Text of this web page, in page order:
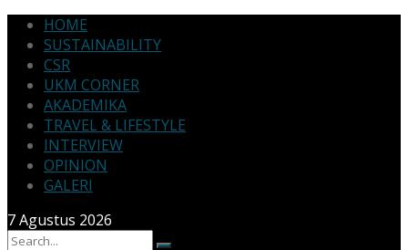
HOME
SUSTAINABILITY
CSR
UKM CORNER
AKADEMIKA
TRAVEL & LIFESTYLE
INTERVIEW
OPINION
GALERI
7 Agustus 2026